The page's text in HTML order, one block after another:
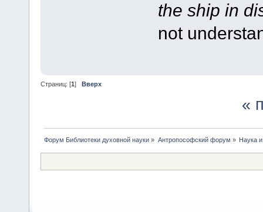
the ship in
not
Страниц: [1 ] Вверх
«
Форум Библиотеки духовной науки » Антропософский форум » Наука